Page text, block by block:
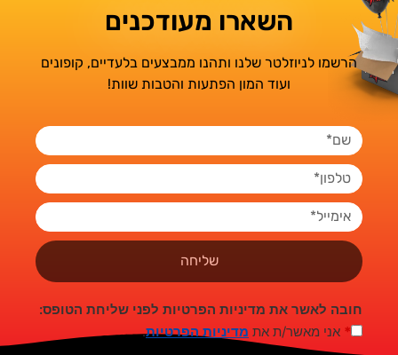
השארו מעודכנים
הרשמו לניוזלטר שלנו ותהנו ממבצעים בלעדיים, קופונים
ועוד המון הפתעות והטבות שוות!
שליחה
חובה לאשר את מדיניות הפרטיות לפני שליחת הטופס:
* אני מאשר/ת את מדיניות הפרטיות.